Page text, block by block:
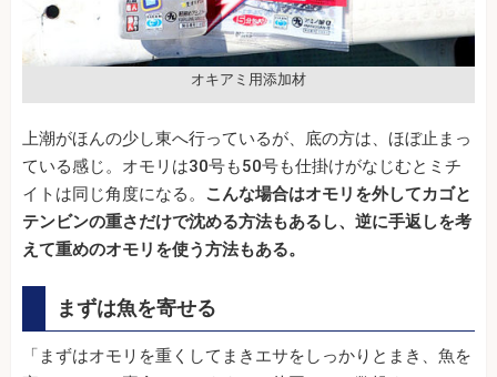
オキアミ用添加材
上潮がほんの少し東へ行っているが、底の方は、ほぼ止まっ
ている感じ。オモリは30号も50号も仕掛けがなじむとミチ
イトは同じ角度になる。 こんな場合はオモリを外してカゴと
テンビンの重さだけで沈める方法もあるし、逆に手返しを考
えて重めのオモリを使う方法もある。
まずは魚を寄せる
「まずはオモリを重くしてまきエサをしっかりとまき、魚を